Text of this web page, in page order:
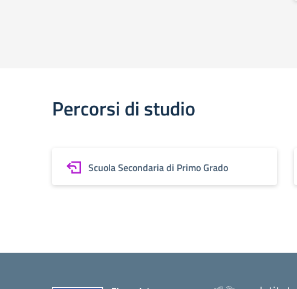
Percorsi di studio
Scuola Secondaria di Primo Grado